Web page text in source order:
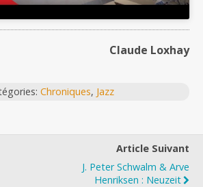
Claude Loxhay
Chroniques, Jazz
Article Suivant
J. Peter Schwalm & Arve
Henriksen : Neuzeit